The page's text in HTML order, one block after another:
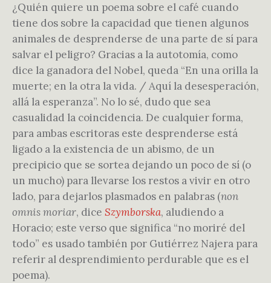
¿Quién quiere un poema sobre el café cuando
tiene dos sobre la capacidad que tienen algunos
animales de desprenderse de una parte de sí para
salvar el peligro? Gracias a la autotomía, como
dice la ganadora del Nobel, queda “En una orilla la
muerte; en la otra la vida. / Aquí la desesperación,
allá la esperanza”. No lo sé, dudo que sea
casualidad la coincidencia. De cualquier forma,
para ambas escritoras este desprenderse está
ligado a la existencia de un abismo, de un
precipicio que se sortea dejando un poco de sí (o
un mucho) para llevarse los restos a vivir en otro
lado, para dejarlos plasmados en palabras (non
omnis moriar, dice Szymborska, aludiendo a
Horacio; este verso que significa “no moriré del
todo” es usado también por Gutiérrez Najera para
referir al desprendimiento perdurable que es el
poema).